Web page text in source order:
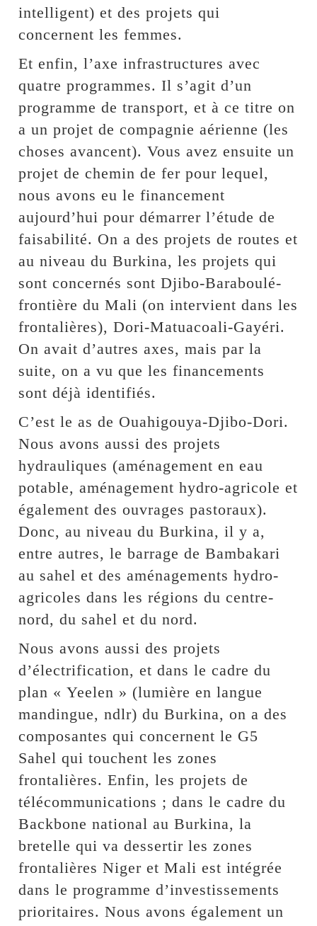
intelligent) et des projets qui
concernent les femmes.
Et enfin, l’axe infrastructures avec
quatre programmes. Il s’agit d’un
programme de transport, et à ce titre on
a un projet de compagnie aérienne (les
choses avancent). Vous avez ensuite un
projet de chemin de fer pour lequel,
nous avons eu le financement
aujourd’hui pour démarrer l’étude de
faisabilité. On a des projets de routes et
au niveau du Burkina, les projets qui
sont concernés sont Djibo-Baraboulé-
frontière du Mali (on intervient dans les
frontalières), Dori-Matuacoali-Gayéri.
On avait d’autres axes, mais par la
suite, on a vu que les financements
sont déjà identifiés.
C’est le as de Ouahigouya-Djibo-Dori.
Nous avons aussi des projets
hydrauliques (aménagement en eau
potable, aménagement hydro-agricole et
également des ouvrages pastoraux).
Donc, au niveau du Burkina, il y a,
entre autres, le barrage de Bambakari
au sahel et des aménagements hydro-
agricoles dans les régions du centre-
nord, du sahel et du nord.
Nous avons aussi des projets
d’électrification, et dans le cadre du
plan « Yeelen » (lumière en langue
mandingue, ndlr) du Burkina, on a des
composantes qui concernent le G5
Sahel qui touchent les zones
frontalières. Enfin, les projets de
télécommunications ; dans le cadre du
Backbone national au Burkina, la
bretelle qui va dessertir les zones
frontalières Niger et Mali est intégrée
dans le programme d’investissements
prioritaires. Nous avons également un